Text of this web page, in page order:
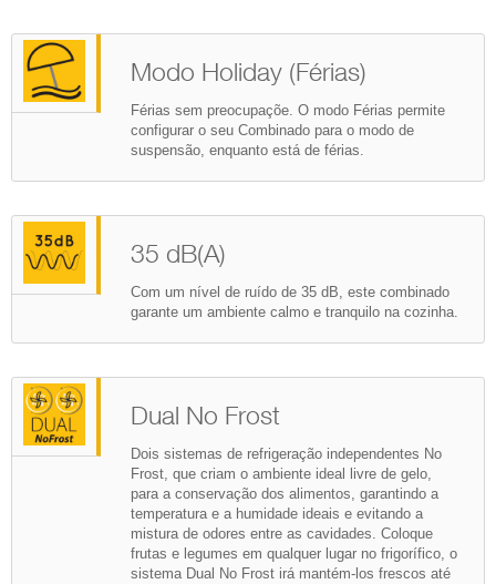
Modo Holiday (Férias)
Férias sem preocupaçõe. O modo Férias permite
configurar o seu Combinado para o modo de
suspensão, enquanto está de férias.
35 dB(A)
Com um nível de ruído de 35 dB, este combinado
garante um ambiente calmo e tranquilo na cozinha.
Dual No Frost
Dois sistemas de refrigeração independentes No
Frost, que criam o ambiente ideal livre de gelo,
para a conservação dos alimentos, garantindo a
temperatura e a humidade ideais e evitando a
mistura de odores entre as cavidades. Coloque
frutas e legumes em qualquer lugar no frigorífico, o
sistema Dual No Frost irá mantém-los frescos até